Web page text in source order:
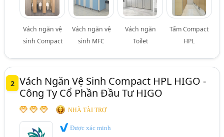
Vách ngăn vệ
sinh Compact
Vách ngăn vệ
sinh MFC
Vách ngăn
Toilet
Tấm Compact
HPL
2 Vách Ngăn Vệ Sinh Compact HPL HIGO -
Công Ty Cổ Phần Đầu Tư HIGO
NHÀ TÀI TRỢ
Được xác minh